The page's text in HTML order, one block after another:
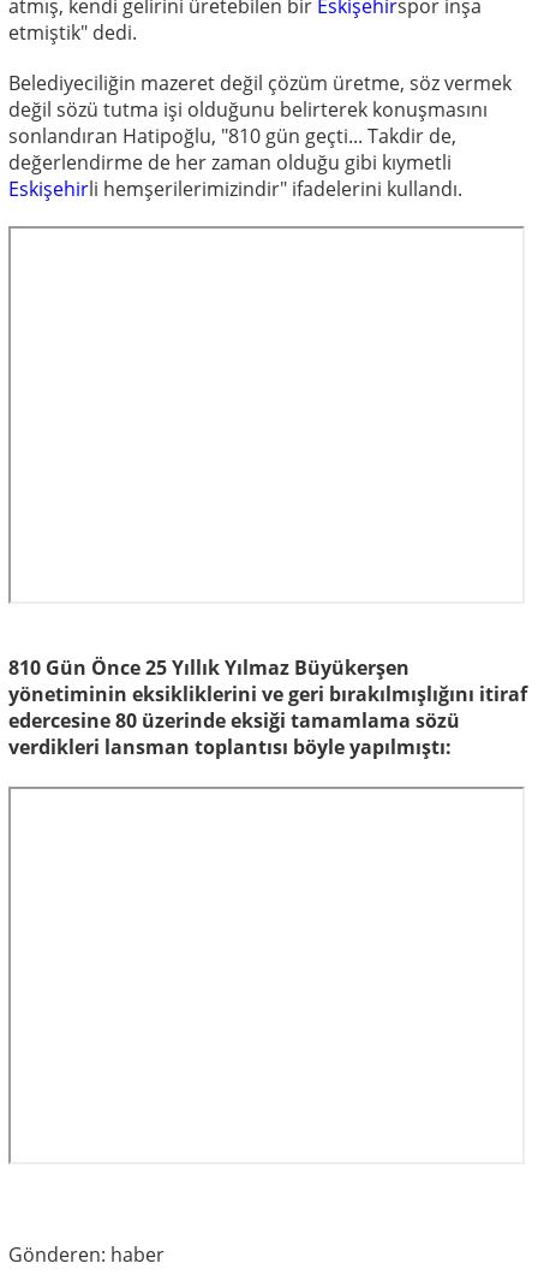
atmış, kendi gelirini üretebilen bir Eskişehirspor inşa
etmiştik" dedi.
Belediyeciliğin mazeret değil çözüm üretme, söz vermek
değil sözü tutma işi olduğunu belirterek konuşmasını
sonlandıran Hatipoğlu, "810 gün geçti... Takdir de,
değerlendirme de her zaman olduğu gibi kıymetli
Eskişehirli hemşerilerimizindir" ifadelerini kullandı.
810 Gün Önce 25 Yıllık Yılmaz Büyükerşen
yönetiminin eksikliklerini ve geri bırakılmışlığını itiraf
edercesine 80 üzerinde eksiği tamamlama sözü
verdikleri lansman toplantısı böyle yapılmıştı:
Gönderen: haber